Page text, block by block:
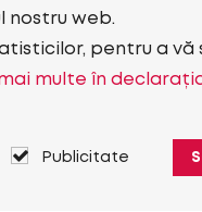
nostru web.
pentru a
multe în
Publicitate